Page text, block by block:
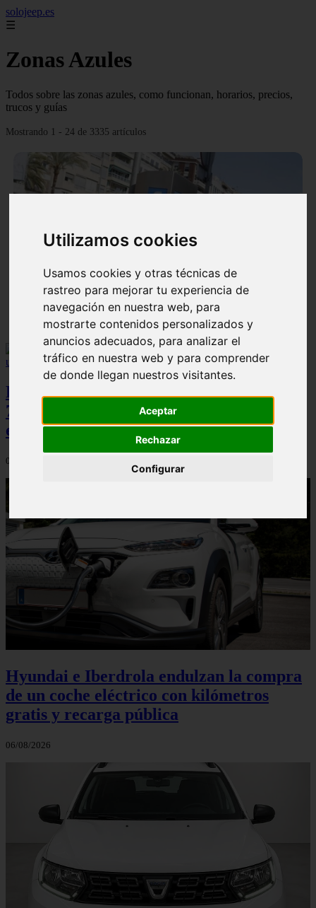
Utilizamos cookies
Usamos cookies y otras técnicas de
rastreo para mejorar tu experiencia de
navegación en nuestra web, para
mostrarte contenidos personalizados y
anuncios adecuados, para analizar el
tráfico en nuestra web y para comprender
de donde llegan nuestros visitantes.
Aceptar
Rechazar
Configurar
solojeep.es
☰
Zonas Azules
Todos sobre las zonas azules, como funcionan, horarios, precios,
trucos y guías
Mostrando 1 - 24 de 3335 artículos
▷ Zona Azul Córdoba 《 Horarios y Tarifas 2024 》
Peugeot acelera en el mercado español:
7.062 matriculaciones y un 5,9% de cuota
en julio
06/08/2026
Hyundai e Iberdrola endulzan la compra
de un coche eléctrico con kilómetros
gratis y recarga pública
06/08/2026